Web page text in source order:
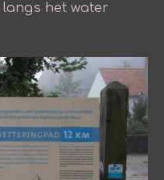
het water